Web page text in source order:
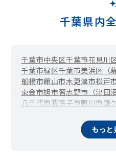
千葉県内
千葉市中央区千葉市花見川
千葉市緑区千葉市美浜区（
船橋市館山市木更津市松戸
東金市旭市習志野市（津田沼
八千代市我孫子市鴨川市鎌
山武市いすみ
東庄町 九十九
もっと